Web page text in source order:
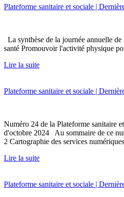
Plateforme sanitaire et sociale |
La synthèse de la journée annuelle
santé Promouvoir l'activité physique
Lire la suite
Plateforme sanitaire et sociale |
Numéro 24 de la Plateforme sanitaire
d'octobre 2024 Au sommaire de ce
2 Cartographie des services
Lire la suite
Plateforme sanitaire et sociale |